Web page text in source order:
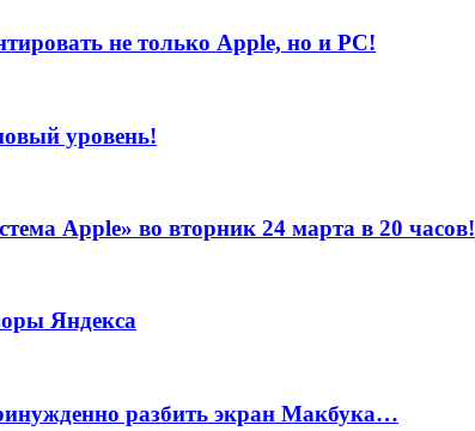
не только Apple, но и PC!
уровень!
Apple» во вторник 24 марта в 20 часов!
Яндекса
разбить экран Макбука…